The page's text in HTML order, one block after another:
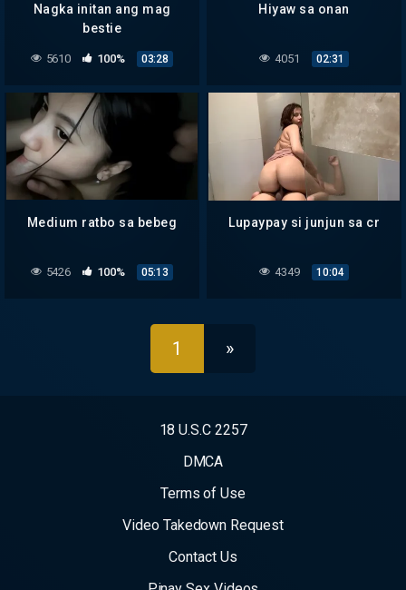
Nagka initan ang mag
bestie
5610 100% 03:28
Hiyaw sa onan
4051 02:31
Medium ratbo sa bebeg
5426 100% 05:13
Lupaypay si junjun sa cr
4349 10:04
1 »
18 U.S.C 2257
DMCA
Terms of Use
Video Takedown Request
Contact Us